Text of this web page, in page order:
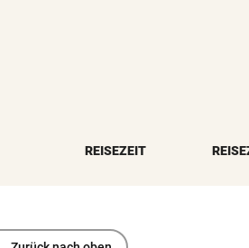
REISEZEIT